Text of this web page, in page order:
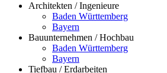
Architekten / Ingenieure
Baden Württemberg
Bayern
Bauunternehmen / Hochbau
Baden Württemberg
Bayern
Tiefbau / Erdarbeiten